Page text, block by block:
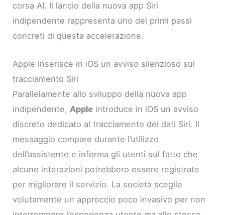
corsa AI. Il lancio della nuova app Siri
indipendente rappresenta uno dei primi passi
concreti di questa accelerazione.
Apple inserisce in iOS un avviso silenzioso sul
tracciamento Siri
Parallelamente allo sviluppo della nuova app
indipendente,Apple introduce in iOS un avviso
discreto dedicato al tracciamento dei dati Siri. Il
messaggio compare durante l’utilizzo
dell’assistente e informa gli utenti sul fatto che
alcune interazioni potrebbero essere registrate
per migliorare il servizio. La società sceglie
volutamente un approccio poco invasivo per non